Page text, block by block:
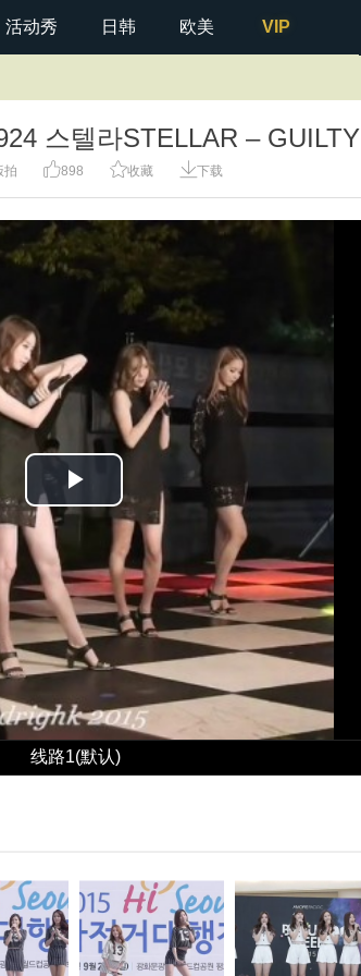
活动秀 日韩 欧美 VIP
스텔라STELLAR – GUILTY
拍 898 收藏 下载
Play
Video